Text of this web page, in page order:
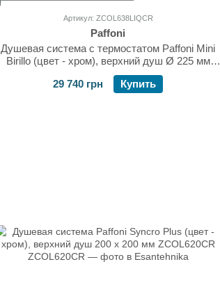
Артикул: ZCOL638LIQCR
Paffoni
Душевая система с термостатом Paffoni Mini
Birillo (цвет - хром), верхний душ Ø 225 мм
ZCOL638LIQCR
29 740 грн
Купить